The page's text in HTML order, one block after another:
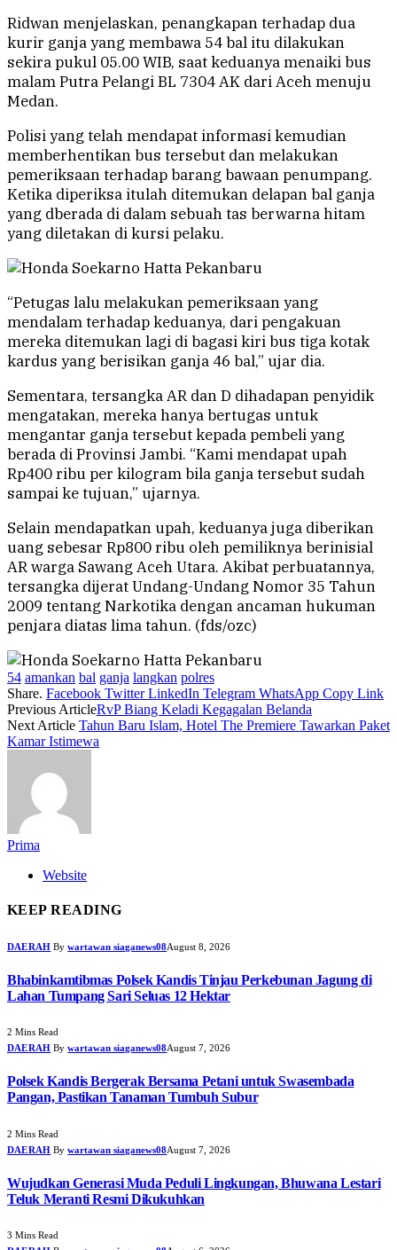
Ridwan menjelaskan, penangkapan terhadap dua
kurir ganja yang membawa 54 bal itu dilakukan
sekira pukul 05.00 WIB, saat keduanya menaiki bus
malam Putra Pelangi BL 7304 AK dari Aceh menuju
Medan.
Polisi yang telah mendapat informasi kemudian
memberhentikan bus tersebut dan melakukan
pemeriksaan terhadap barang bawaan penumpang.
Ketika diperiksa itulah ditemukan delapan bal ganja
yang dberada di dalam sebuah tas berwarna hitam
yang diletakan di kursi pelaku.
“Petugas lalu melakukan pemeriksaan yang
mendalam terhadap keduanya, dari pengakuan
mereka ditemukan lagi di bagasi kiri bus tiga kotak
kardus yang berisikan ganja 46 bal,” ujar dia.
Sementara, tersangka AR dan D dihadapan penyidik
mengatakan, mereka hanya bertugas untuk
mengantar ganja tersebut kepada pembeli yang
berada di Provinsi Jambi. “Kami mendapat upah
Rp400 ribu per kilogram bila ganja tersebut sudah
sampai ke tujuan,” ujarnya.
Selain mendapatkan upah, keduanya juga diberikan
uang sebesar Rp800 ribu oleh pemiliknya berinisial
AR warga Sawang Aceh Utara. Akibat perbuatannya,
tersangka dijerat Undang-Undang Nomor 35 Tahun
2009 tentang Narkotika dengan ancaman hukuman
penjara diatas lima tahun. (fds/ozc)
54 amankan bal ganja langkan polres
Share. Facebook Twitter LinkedIn Telegram WhatsApp Copy Link
Previous ArticleRvP Biang Keladi Kegagalan Belanda
Next Article Tahun Baru Islam, Hotel The Premiere Tawarkan Paket
Kamar Istimewa
Prima
Website
KEEP READING
DAERAH By wartawan siaganews08August 8, 2026
Bhabinkamtibmas Polsek Kandis Tinjau Perkebunan Jagung di
Lahan Tumpang Sari Seluas 12 Hektar
2 Mins Read
DAERAH By wartawan siaganews08August 7, 2026
Polsek Kandis Bergerak Bersama Petani untuk Swasembada
Pangan, Pastikan Tanaman Tumbuh Subur
2 Mins Read
DAERAH By wartawan siaganews08August 7, 2026
Wujudkan Generasi Muda Peduli Lingkungan, Bhuwana Lestari
Teluk Meranti Resmi Dikukuhkan
3 Mins Read